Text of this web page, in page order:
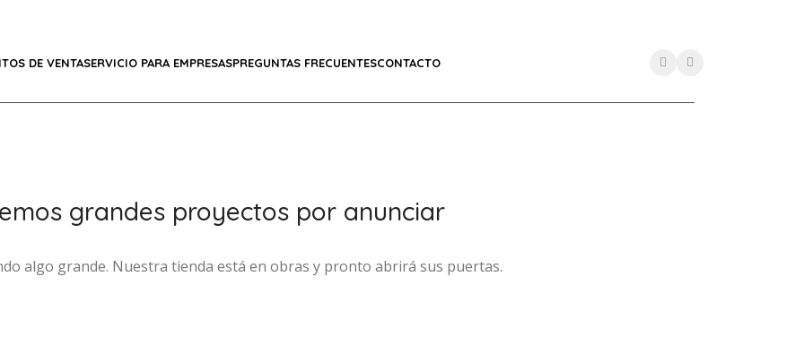
DE VENTASERVICIO PARA EMPRESASPREGUNTAS FRECUENTESCONTACTO
grandes proyectos por anunciar
algo grande. Nuestra tienda está en obras y pronto abrirá sus puertas.